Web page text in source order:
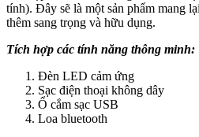
tính). Đây sẽ là một sản phẩm mang
thêm sang trọng và hữu dụng.
Tích hợp các tính năng thông minh:
Đèn LED cảm ứng
Sạc điện thoại không dây
Ổ cắm sạc USB
Loa bluetooth